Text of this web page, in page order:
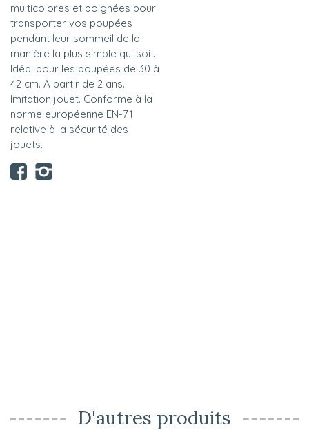
multicolores et poignées pour
transporter vos poupées
pendant leur sommeil de la
manière la plus simple qui soit.
Idéal pour les poupées de 30 à
42 cm. A partir de 2 ans.
Imitation jouet. Conforme à la
norme européenne EN-71
relative à la sécurité des
jouets.
D'autres produits